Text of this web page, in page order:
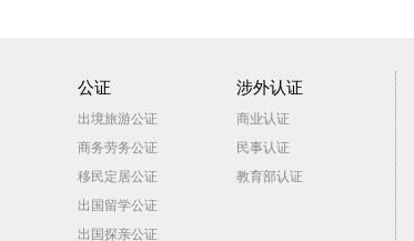
公证
出境旅游公证
商务劳务公证
移民定居公证
出国留学公证
出国探亲公证
涉外认证
商业认证
民事认证
教育部认证